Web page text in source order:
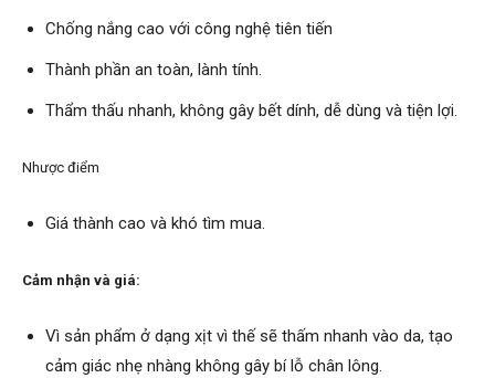
Chống nắng cao với công nghệ tiên tiến
Thành phần an toàn, lành tính.
Thẩm thấu nhanh, không gây bết dính, dễ dùng và tiện lợi.
Nhược điểm
Giá thành cao và khó tìm mua.
Cảm nhận và giá:
Vì sản phẩm ở dạng xịt vì thế sẽ thấm nhanh vào da, tạo
cảm giác nhẹ nhàng không gây bí lỗ chân lông.